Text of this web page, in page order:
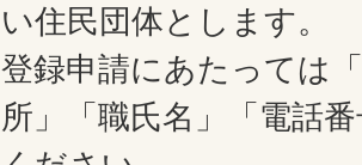
い住民団体とします。
登録申請にあたっては
所」「職氏名」「電話